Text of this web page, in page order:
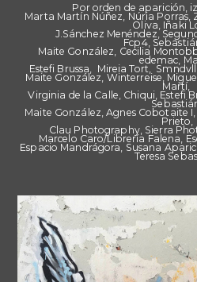
Por orden de aparición,
Marta Martín Núñez, Núria
Oliva, Iñaki
J.Sánchez Menéndez,
Fcp4,
Maite González, Cecilia
edemac,
Estefi Brussa, Mireia Tort,
Maite González, Winterreise,
Martí,
Virginia de la Calle, Chiqui, Estefi
Maite González, Agnes Cobotaite
Prieto,
Clau Photography, Sierra
Marcelo Caro/Librería Falena,
Espacio Mandrágora, Susana
Teresa